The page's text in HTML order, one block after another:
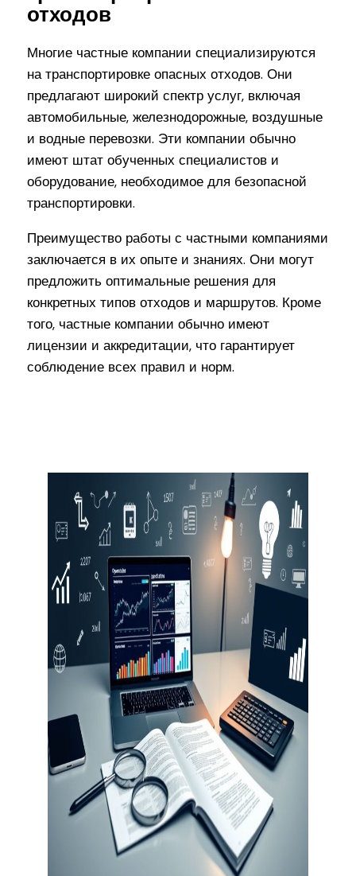
отходов
Многие частные компании специализируются
на транспортировке опасных отходов. Они
предлагают широкий спектр услуг, включая
автомобильные, железнодорожные, воздушные
и водные перевозки. Эти компании обычно
имеют штат обученных специалистов и
оборудование, необходимое для безопасной
транспортировки.
Преимущество работы с частными компаниями
заключается в их опыте и знаниях. Они могут
предложить оптимальные решения для
конкретных типов отходов и маршрутов. Кроме
того, частные компании обычно имеют
лицензии и аккредитации, что гарантирует
соблюдение всех правил и норм.